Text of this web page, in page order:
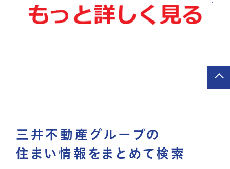
三井不動産グループの
住まい情報をまとめて検索